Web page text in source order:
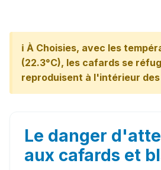
ℹ️ À Choisies, avec les
(22.3°C), les cafards se
reproduisent à l'intérieur des
Le danger
aux cafards et